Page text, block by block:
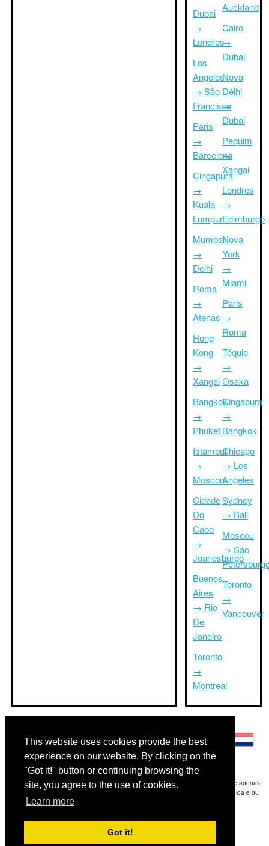
This website uses cookies provide the best
experience on our website. By clicking on the
"Got it!" button or continuing browsing the
site, you agree to the use of cookies.
Learn more
Got it!
Dubai
→
Londres
Los
Angeles
→ São
Francisco
Paris
→
Barcelona
Cingapura
→
Kuala
Lumpur
Mumbai
→
Delhi
Roma
→
Atenas
Hong
Kong
→
Xangai
Bangkok
→
Phuket
Istambul
→
Moscou
Cidade
Do
Cabo
→
Joanesburgo
Buenos
Aires
→ Rio
De
Janeiro
Toronto
→
Montreal
Auckland
Cairo
→
Dubai
Nova
Délhi
→
Dubai
Pequim
→
Xangai
Londres
→
Edimburgo
Nova
York
→
Miami
Paris
→
Roma
Tóquio
→
Osaka
Cingapura
→
Bangkok
Chicago
→ Los
Angeles
Sydney
→ Bali
Moscou
→ São
Toronto
→
Vancouver
Disclaimer: As informações apresentadas neste site é a nossa melhor estimativa e apenas
para sua referência.Triptimeto.com não se responsabiliza por qualquer atraso de ida e ou
consequentes danos / resultou das informações fornecidas.
Copyright 2015-2026
Contact Usfor feedback.